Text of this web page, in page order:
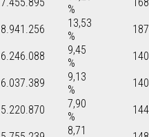
%
8.941.256
13,53
%
6.246.088
9,45
%
6.037.389
9,13
%
5.220.870
7,90
%
8,71